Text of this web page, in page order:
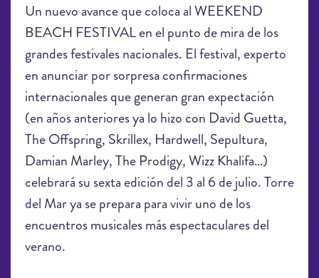
Un nuevo avance que coloca al WEEKEND
BEACH FESTIVAL en el punto de mira de los
grandes festivales nacionales. El festival, experto
en anunciar por sorpresa confirmaciones
internacionales que generan gran expectación
(en años anteriores ya lo hizo con David Guetta,
The Offspring, Skrillex, Hardwell, Sepultura,
Damian Marley, The Prodigy, Wizz Khalifa…)
celebrará su sexta edición del 3 al 6 de julio. Torre
del Mar ya se prepara para vivir uno de los
encuentros musicales más espectaculares del
verano.